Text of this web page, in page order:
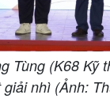
Tùng (K68 Kỹ
giải nhì (Ảnh: